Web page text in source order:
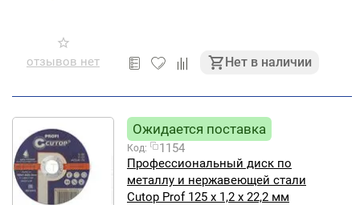
отзывов нет Нет в наличии
Ожидается поставка
Код:
1154
Профессиональный диск по
металлу и нержавеющей стали
Cutop Prof 125 х 1,2 х 22,2 мм